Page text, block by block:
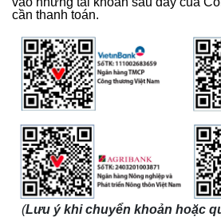
cần thanh toán.
(Lưu ý khi chuyển khoản hoặc